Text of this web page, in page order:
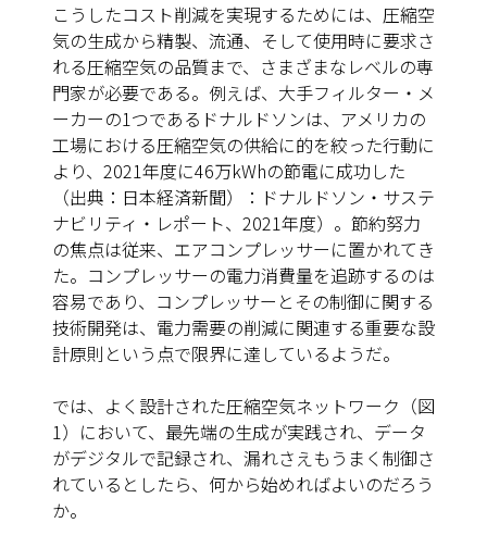
こうしたコスト削減を実現するためには、圧縮空
気の生成から精製、流通、そして使用時に要求さ
れる圧縮空気の品質まで、さまざまなレベルの専
門家が必要である。例えば、大手フィルター・メ
ーカーの1つであるドナルドソンは、アメリカの
工場における圧縮空気の供給に的を絞った行動に
より、2021年度に46万kWhの節電に成功した
（出典：日本経済新聞）：ドナルドソン・サステ
ナビリティ・レポート、2021年度）。節約努力
の焦点は従来、エアコンプレッサーに置かれてき
た。コンプレッサーの電力消費量を追跡するのは
容易であり、コンプレッサーとその制御に関する
技術開発は、電力需要の削減に関連する重要な設
計原則という点で限界に達しているようだ。
では、よく設計された圧縮空気ネットワーク（図
1）において、最先端の生成が実践され、データ
がデジタルで記録され、漏れさえもうまく制御さ
れているとしたら、何から始めればよいのだろう
か。